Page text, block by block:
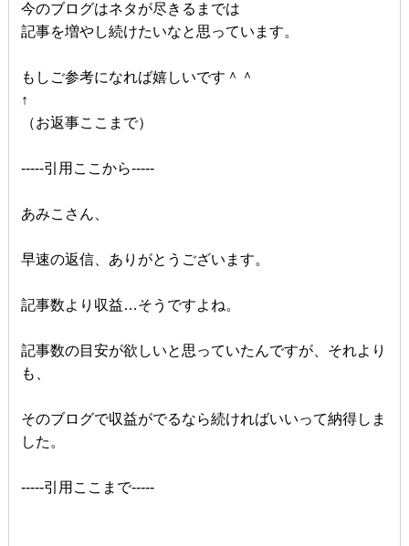
今のブログはネタが尽きるまでは
記事を増やし続けたいなと思っています。
もしご参考になれば嬉しいです＾＾
↑
（お返事ここまで）
-----引用ここから-----
あみこさん、
早速の返信、ありがとうございます。
記事数より収益…そうですよね。
記事数の目安が欲しいと思っていたんですが、それより
も、
そのブログで収益がでるなら続ければいいって納得しま
した。
-----引用ここまで-----